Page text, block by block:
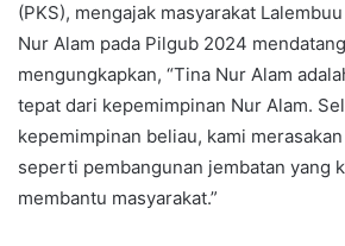
(PKS), mengajak masyarakat
Nur Alam pada Pilgub 2024
mengungkapkan, “Tina Nur Alam
tepat dari kepemimpinan Nur Alam.
kepemimpinan beliau, kami
seperti pembangunan jembatan yang
membantu masyarakat.”